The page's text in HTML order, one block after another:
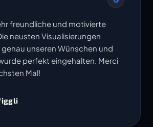
freundliche und motivierte
neusten Visualisierungen
unseren Wünschen und
perfekt eingehalten. Merci
Mal!